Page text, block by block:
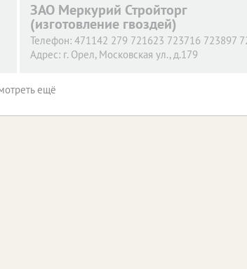
ЗАО Меркурий Стройторг
(изготовление гвоздей)
Телефон: 471142 279 721623 723716 723897
Адрес: г. Орел, Московская ул., д.179
ещё